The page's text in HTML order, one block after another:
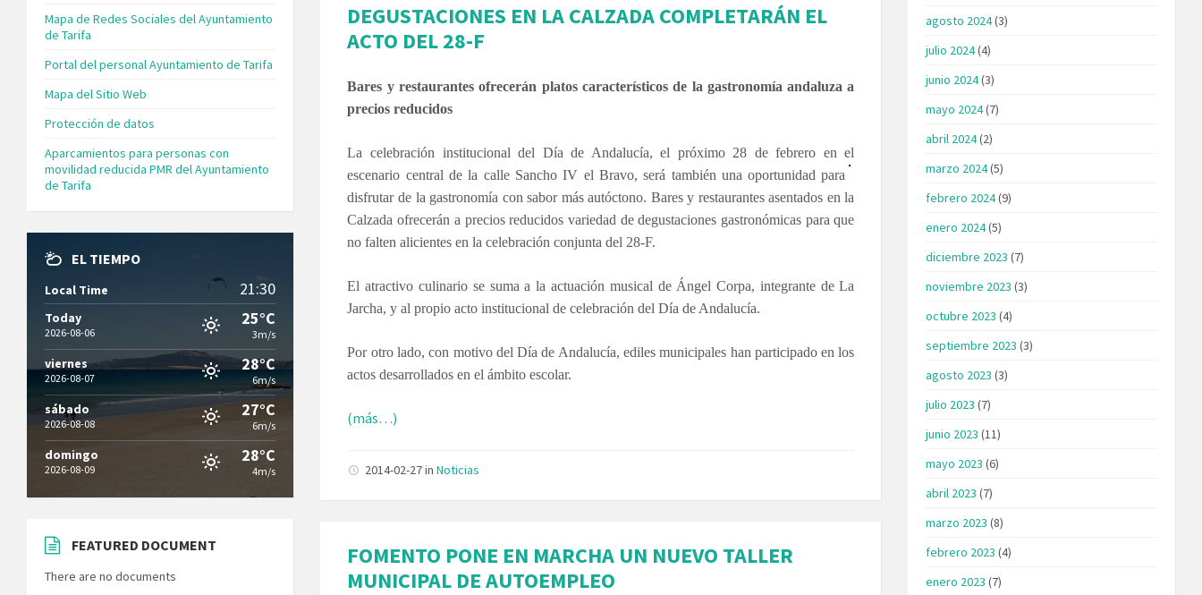
DEGUSTACIONES EN LA CALZADA COMPLETARÁN EL
ACTO DEL 28-F
Bares y restaurantes ofrecerán platos característicos de la gastronomía andaluza a
precios reducidos
La celebración institucional del Día de Andalucía, el próximo 28 de febrero en el
escenario central de la calle Sancho IV el Bravo,será también una oportunidad para
disfrutar de la gastronomía con sabor más autóctono. Bares y restaurantes asentados en la
Calzada ofrecerán a precios reducidos variedad de degustaciones gastronómicas para que
no falten alicientes en la celebración conjunta del 28-F.
El atractivo culinario se suma a la actuación musical de Ángel Corpa, integrante de La
Jarcha, y al propio acto institucional de celebración del Día de Andalucía.
Por otro lado, con motivo del Día de Andalucía, ediles municipales han participado en los
actos desarrollados en el ámbito escolar.
(más…)
2014-02-27inNoticias
FOMENTO PONE EN MARCHA UN NUEVO TALLER
MUNICIPAL DE AUTOEMPLEO
Mapa de Redes Sociales del Ayuntamiento
de Tarifa
Portal del personal Ayuntamiento de Tarifa
Mapa del Sitio Web
Protección de datos
Aparcamientos para personas con
movilidad reducida PMR del Ayuntamiento
de Tarifa
EL TIEMPO
Local Time 21:30
Today
2026-08-06
25°C
3m/s
viernes
2026-08-07
28°C
6m/s
sábado
2026-08-08
27°C
6m/s
domingo
2026-08-09
28°C
4m/s
FEATURED DOCUMENT
There are no documents
agosto 2024(3)
julio 2024(4)
junio 2024(3)
mayo 2024(7)
abril 2024(2)
marzo 2024(5)
febrero 2024(9)
enero 2024(5)
diciembre 2023 (7)
noviembre 2023 (3)
octubre 2023 (4)
septiembre 2023 (3)
agosto 2023 (3)
julio 2023 (7)
junio 2023 (11)
mayo 2023 (6)
abril 2023 (7)
marzo 2023 (8)
febrero 2023 (4)
enero 2023 (7)